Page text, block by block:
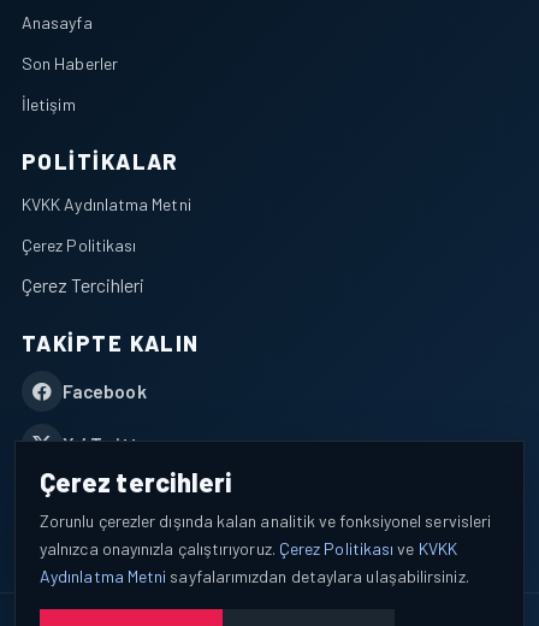
Anasayfa
Son Haberler
İletişim
POLITIKALAR
KVKK Aydınlatma Metni
Çerez Politikası
Çerez Tercihleri
TAKIPTE KALIN
Facebook
X / Twitter
YouTube
WhatsApp
Çerez tercihleri
Zorunlu çerezler dışında kalan analitik ve fonksiyonel servisleri
yalnızca onayınızla çalıştırıyoruz. Çerez Politikası ve KVKK
Aydınlatma Metni sayfalarımızdan detaylara ulaşabilirsiniz.